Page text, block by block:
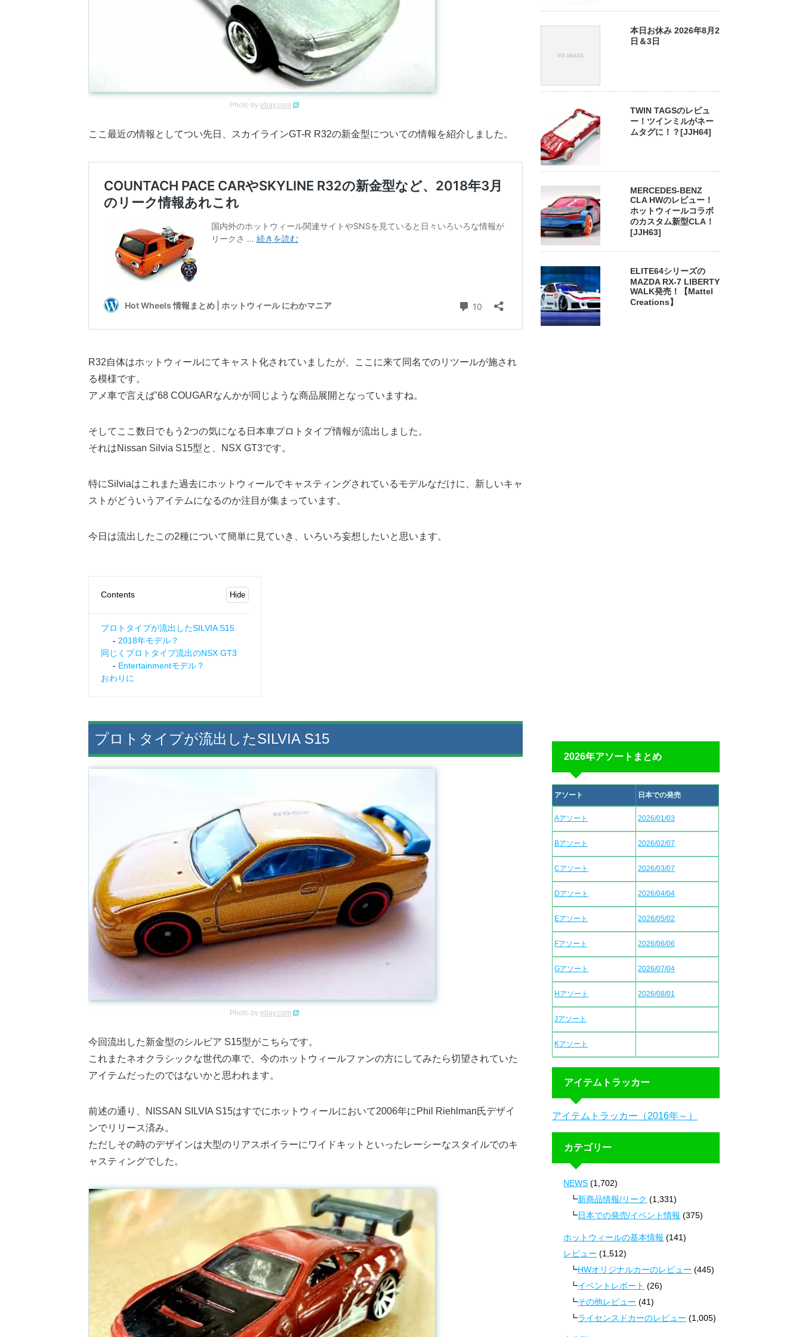
Photo by ebay.com
ここ最近の情報としてつい先日、スカイラインGT-R R32の新金型についての情報を紹介しました。
R32自体はホットウィールにてキャスト化されていましたが、ここに来て同名でのリツールが施され
る模様です。
アメ車で言えば’68 COUGARなんかが同じような商品展開となっていますね。
そしてここ数日でもう2つの気になる日本車プロトタイプ情報が流出しました。
それはNissan Silvia S15型と、NSX GT3です。
特にSilviaはこれまた過去にホットウィールでキャスティングされているモデルなだけに、新しいキャ
ストがどういうアイテムになるのか注目が集まっています。
今日は流出したこの2種について簡単に見ていき、いろいろ妄想したいと思います。
Contents
プロトタイプが流出したSILVIA S15
2018年モデル？
同じくプロトタイプ流出のNSX GT3
Entertainmentモデル？
おわりに
プロトタイプが流出したSILVIA S15
Photo by ebay.com
今回流出した新金型のシルビア S15型がこちらです。
これまたネオクラシックな世代の車で、今のホットウィールファンの方にしてみたら切望されていた
アイテムだったのではないかと思われます。
前述の通り、NISSAN SILVIA S15はすでにホットウィールにおいて2006年にPhil Riehlman氏デザイ
ンでリリース済み。
ただしその時のデザインは大型のリアスポイラーにワイドキットといったレーシーなスタイルでのキ
ャスティングでした。
本日お休み 2026年8月2
日＆3日
TWIN TAGSのレビュ
ー！ツインミルがネー
ムタグに！？[JJH64]
MERCEDES-BENZ
CLA HWのレビュー！
ホットウィールコラボ
のカスタム新型CLA！
[JJH63]
ELITE64シリーズの
MAZDA RX-7 LIBERTY
WALK発売！【Mattel
Creations】
2026年アソートまとめ
アソート 日本での発売
Aアソート 2026/01/03
Bアソート 2026/02/07
Cアソート 2026/03/07
Dアソート 2026/04/04
Eアソート 2026/05/02
Fアソート 2026/06/06
Gアソート 2026/07/04
Hアソート 2026/08/01
Jアソート
Kアソート
アイテムトラッカー
アイテムトラッカー（2016年～）
カテゴリー
NEWS (1,702)
新商品情報/リーク (1,331)
日本での発売/イベント情報 (375)
ホットウィールの基本情報 (141)
レビュー (1,512)
HWオリジナルカーのレビュー (445)
イベントレポート (26)
その他レビュー (41)
ライセンスドカーのレビュー (1,005)